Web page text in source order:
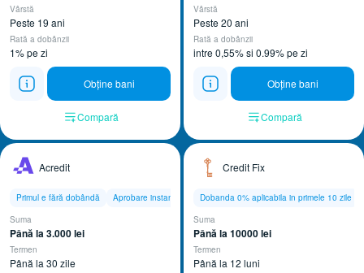
Vârstă
Peste 19 ani
Rată a dobânzii
1% pe zi
Obține bani
Compară
Vârstă
Peste 20 ani
Rată a dobânzii
intre 0,55% si 0.99% pe zi
Obține bani
Compară
Acredit
Primul e fără dobândă
Aprobare instant
Suma
Până la 3.000 lei
Termen
Până la 30 zile
Credit Fix
Dobanda 0% aplicabila in primele 10 zile
Suma
Până la 10000 lei
Termen
Până la 12 luni